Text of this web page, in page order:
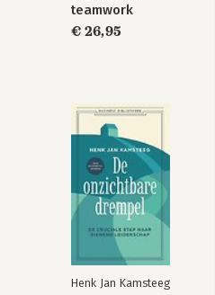
teamwork
€ 26,95
Henk Jan Kamsteeg